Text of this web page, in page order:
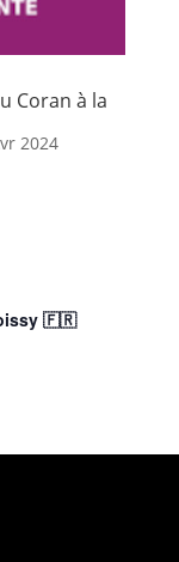
Coran à la
2024
🇫🇷